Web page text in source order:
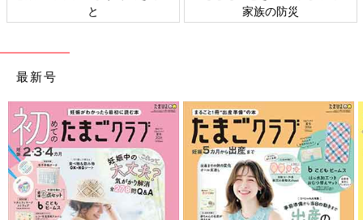
と
家族の防災
最新号